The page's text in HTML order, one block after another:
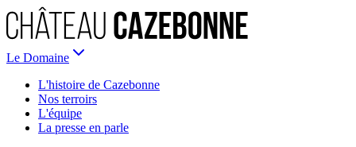
Le Domaine
L'histoire de Cazebonne
Nos terroirs
L'équipe
La presse en parle